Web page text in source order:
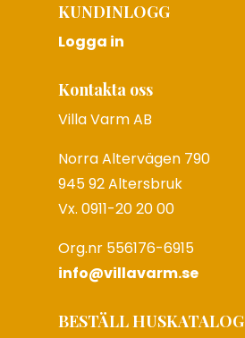
KUNDINLOGG
Logga in
Kontakta oss
Villa Varm AB
Norra Altervägen 790
945 92 Altersbruk
Vx. 0911-20 20 00
Org.nr 556176-6915
info@villavarm.se
BESTÄLL HUSKATALOG